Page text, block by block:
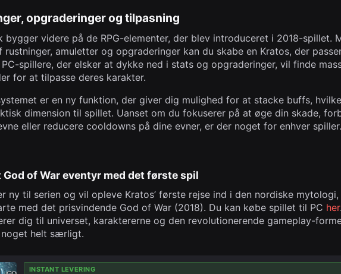
opgraderinger og tilpasning
bygger videre på de RPG-elementer, der blev introduceret i 2018-spillet.
rustninger, amuletter og opgraderinger kan du skabe en Kratos, der
spillere, der elsker at dykke ned i stats og opgraderinger, vil finde
for at tilpasse deres karakter.
er en ny funktion, der giver dig mulighed for at stacke buffs,
dimension til spillet. Uanset om du fokuserer på at øge din skade,
eller reducere cooldowns på dine evner, er der noget for enhver spiller.
of War eventyr med det første spil
ny til serien og vil opleve Kratos’ første rejse ind i den nordiske
med det prisvindende God of War (2018). Du kan købe spillet til PC her
dig til universet, karaktererne og den revolutionerende gameplay-
noget helt særligt.
INSTANT LEVERING